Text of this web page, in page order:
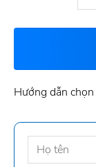
Hướng dẫn